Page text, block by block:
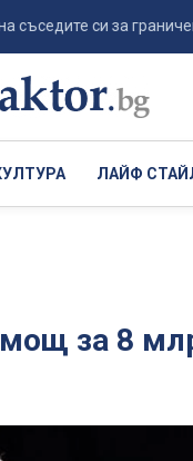
си за граничен ко...
ЛАЙФ
за 8